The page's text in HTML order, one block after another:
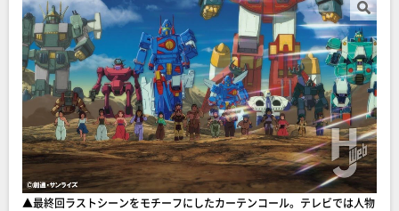
▲最終回ラストシーンをモチーフにしたカーテンコール。テレビでは人物